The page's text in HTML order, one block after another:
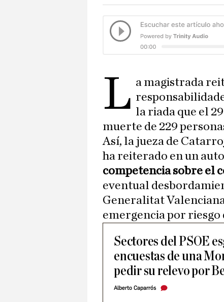
L a magistrada
la riada que el
muerte de 229
Así, la jueza de
ha reiterado en un
competencia sobre el
eventual
Generalitat Valenciana
emergencia por riesgo
Sectores del PSOE
encuestas de una
pedir su relevo por
Alberto Caparrós